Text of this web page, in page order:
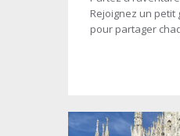
Rejoignez un petit
pour partager